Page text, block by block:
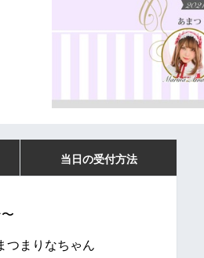
当日の受付方法
つまりなちゃん